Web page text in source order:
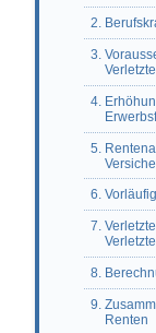
2.
3.
4.
5.
6.
7.
8.
9.
Renten